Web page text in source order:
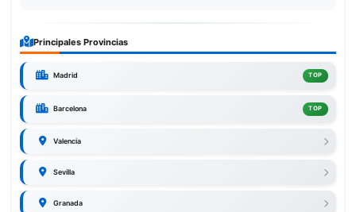
Principales Provincias
Madrid TOP
Barcelona TOP
Valencia
Sevilla
Granada